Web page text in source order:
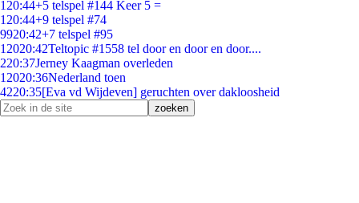
1 20:44+5 telspel #144 Keer 5 =
1 20:44+9 telspel #74
9920:42+7 telspel #95
12020:42Teltopic #1558 tel door en door en door....
220:37Jerney Kaagman overleden
12020:36Nederland toen
4220:35[Eva vd Wijdeven] geruchten over dakloosheid